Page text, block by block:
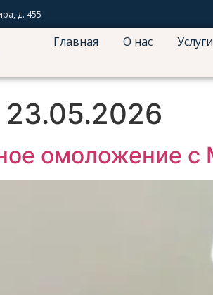
д. 455
Главная О нас Услуги
23.05.2026
омоложение с